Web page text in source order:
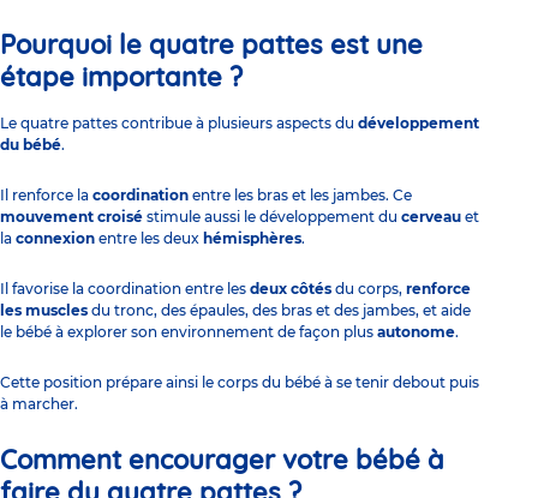
Pourquoi le quatre pattes est une
étape importante ?
Le quatre pattes contribue à plusieurs aspects du développement
du bébé.
Il renforce la coordination entre les bras et les jambes. Ce
mouvement croisé stimule aussi le développement du cerveau et
la connexion entre les deux hémisphères.
Il favorise la coordination entre les deux côtés du corps, renforce
les muscles du tronc, des épaules, des bras et des jambes, et aide
le bébé à explorer son environnement de façon plus autonome.
Cette position prépare ainsi le corps du bébé à se tenir debout puis
à marcher.
Comment encourager votre bébé à